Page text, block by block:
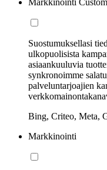
Markkinointi
Suostumuksellasi
ulkopuolisista
asiaankuuluvia
synkronoimme
palveluntarjoajien
Bing, Criteo, Meta,
Markkinointi